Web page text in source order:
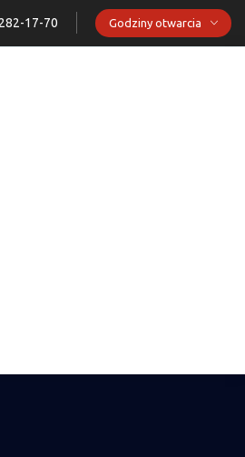
17-70 Godziny otwarcia